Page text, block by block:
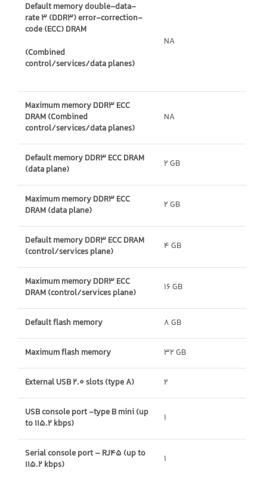
Default memory double-data-
rate 3 (DDR3) error-correction-
code (ECC) DRAM
(Combined
control/services/data planes)
NA
Maximum memory DDR3 ECC
DRAM (Combined
control/services/data planes)
NA
Default memory DDR3 ECC DRAM
(data plane)
2 GB
Maximum memory DDR3 ECC
DRAM (data plane)
2 GB
Default memory DDR3 ECC DRAM
(control/services plane)
4 GB
Maximum memory DDR3 ECC
DRAM (control/services plane)
16 GB
Default flash memory 8 GB
Maximum flash memory 32 GB
External USB 2.0 slots (type A) 2
USB console port -type B mini (up
to 115.2 kbps)
1
Serial console port – RJ45 (up to
115.2 kbps)
1